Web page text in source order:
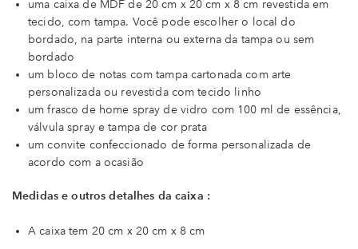
uma caixa de MDF de 20 cm x 20 cm x 8 cm revestida em
tecido, com tampa. Você pode escolher o local do
bordado, na parte interna ou externa da tampa ou sem
bordado
um bloco de notas com tampa cartonada com arte
personalizada ou revestida com tecido linho
um frasco de home spray de vidro com 100 ml de essência,
válvula spray e tampa de cor prata
um convite confeccionado de forma personalizada de
acordo com a ocasião
Medidas e outros detalhes da caixa :
A caixa tem 20 cm x 20 cm x 8 cm